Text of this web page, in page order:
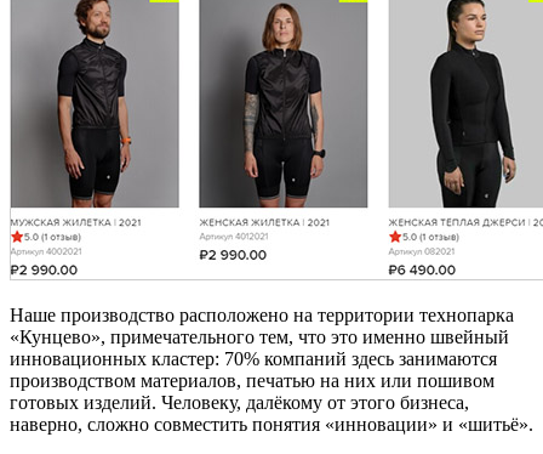
Наше производство расположено на территории технопарка
«Кунцево», примечательного тем, что это именно швейный
инновационных кластер: 70% компаний здесь занимаются
производством материалов, печатью на них или пошивом
готовых изделий. Человеку, далёкому от этого бизнеса,
наверно, сложно совместить понятия «инновации» и «шитьё».